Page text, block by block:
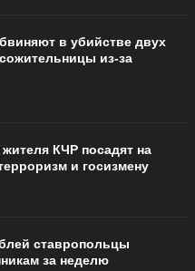
в убийстве двух
из-за
КЧР посадят на
и госизмену
ставропольцы
за неделю